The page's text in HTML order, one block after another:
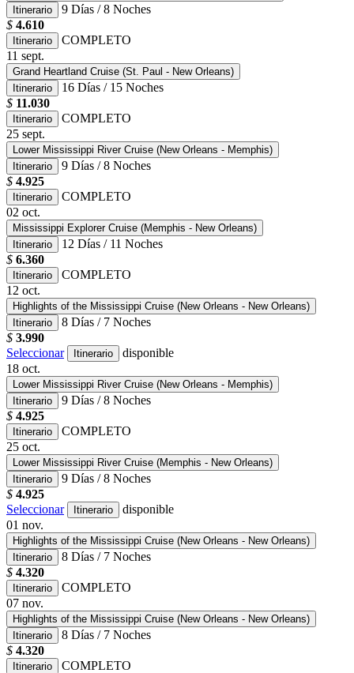
Itinerario
9 Días / 8 Noches
$ 4.610
Itinerario
COMPLETO
11 sept.
Grand Heartland Cruise (St. Paul - New Orleans)
Itinerario
16 Días / 15 Noches
$ 11.030
Itinerario
COMPLETO
25 sept.
Lower Mississippi River Cruise (New Orleans - Memphis)
Itinerario
9 Días / 8 Noches
$ 4.925
Itinerario
COMPLETO
02 oct.
Mississippi Explorer Cruise (Memphis - New Orleans)
Itinerario
12 Días / 11 Noches
$ 6.360
Itinerario
COMPLETO
12 oct.
Highlights of the Mississippi Cruise (New Orleans - New Orleans)
Itinerario
8 Días / 7 Noches
$ 3.990
Seleccionar
Itinerario
disponible
18 oct.
Lower Mississippi River Cruise (New Orleans - Memphis)
Itinerario
9 Días / 8 Noches
$ 4.925
Itinerario
COMPLETO
25 oct.
Lower Mississippi River Cruise (Memphis - New Orleans)
Itinerario
9 Días / 8 Noches
$ 4.925
Seleccionar
Itinerario
disponible
01 nov.
Highlights of the Mississippi Cruise (New Orleans - New Orleans)
Itinerario
8 Días / 7 Noches
$ 4.320
Itinerario
COMPLETO
07 nov.
Highlights of the Mississippi Cruise (New Orleans - New Orleans)
Itinerario
8 Días / 7 Noches
$ 4.320
Itinerario
COMPLETO